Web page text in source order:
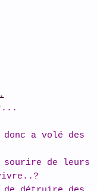
a volé des
de leurs